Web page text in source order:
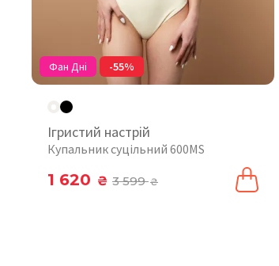
Фан Дні -55%
Ігристий настрій
Купальник суцільний 600MS
1 620 ₴ 3 599₴